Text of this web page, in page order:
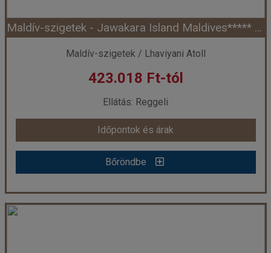
Időpont: 2026-08-08 | 7 éj
már 408.785 Ft-tól
Időpontok és árak
Bőröndbe
Maldív-szigetek - Jawakara Island Maldives***** - Lhaviyani Atoll (Egyéni) *****
Maldív-szigetek / Lhaviyani Atoll
423.018 Ft-tól
Ellátás: Reggeli
Időpontok és árak
Bőröndbe
Maldív-szigetek - Jawakara Island Maldives***** - Lhaviyani Atoll (Egyéni) *****